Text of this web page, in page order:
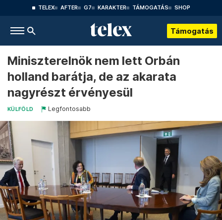
TELEX AFTER G7 KARAKTER TÁMOGATÁS SHOP
Támogatás
Miniszterelnök nem lett Orbán
holland barátja, de az akarata
nagyrészt érvényesül
KÜLFÖLD Legfontosabb